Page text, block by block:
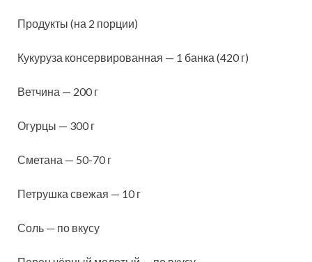
Продукты (на 2 порции)
Кукуруза консервированная — 1 банка (420 г)
Ветчина — 200 г
Огурцы — 300 г
Сметана — 50-70 г
Петрушка свежая — 10 г
Соль — по вкусу